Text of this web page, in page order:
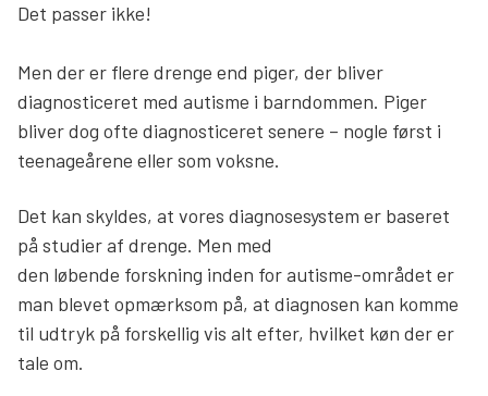
Det passer ikke!
Men der er flere drenge end piger, der bliver
diagnosticeret med autisme i barndommen. Piger
bliver dog ofte diagnosticeret senere – nogle først i
teenageårene eller som voksne.
Det kan skyldes, at vores diagnosesystem er baseret
på studier af drenge. Men med
den løbende forskning inden for autisme-området er
man blevet opmærksom på, at diagnosen kan komme
til udtryk på forskellig vis alt efter, hvilket køn der er
tale om.